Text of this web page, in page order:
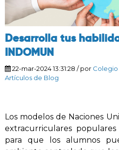
Desarrolla tus
INDOMUN
22-mar-2024 13:31:28 / por
Artículos de Blog
Los modelos de Naciones
extracurriculares
para que los alumnos